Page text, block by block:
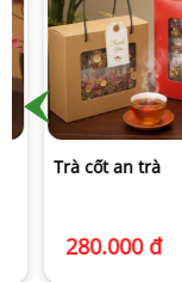
Trà cốt an trà
280.000 đ